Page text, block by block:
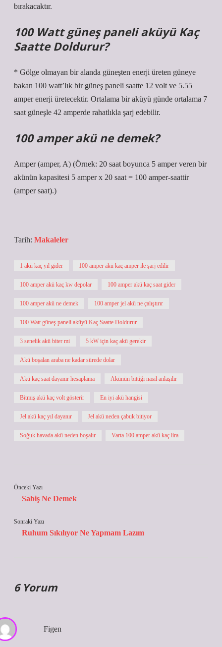
bırakacaktır.
100 Watt güneş paneli aküyü Kaç
Saatte Doldurur?
* Gölge olmayan bir alanda güneşten enerji üreten güneye
bakan 100 watt’lık bir güneş paneli saatte 12 volt ve 5.55
amper enerji üretecektir. Ortalama bir aküyü günde ortalama 7
saat güneşle 42 amperde rahatlıkla şarj edebilir.
100 amper akü ne demek?
Amper (amper, A) (Örnek: 20 saat boyunca 5 amper veren bir
akünün kapasitesi 5 amper x 20 saat = 100 amper-saattir
(amper saat).)
Tarih: Makaleler
1 akü kaç yıl gider 100 amper akü kaç amper ile şarj edilir
100 amper akü kaç kw depolar 100 amper akü kaç saat gider
100 amper akü ne demek 100 amper jel akü ne çalıştırır
100 Watt güneş paneli aküyü Kaç Saatte Doldurur
3 senelik akü biter mi 5 kW için kaç akü gerekir
Akü boşalan araba ne kadar sürede dolar
Akü kaç saat dayanır hesaplama Akünün bittiği nasıl anlaşılır
Bitmiş akü kaç volt gösterir En iyi akü hangisi
Jel akü kaç yıl dayanır Jel akü neden çabuk bitiyor
Soğuk havada akü neden boşalır Varta 100 amper akü kaç lira
Önceki Yazı
Sabiş Ne Demek
Sonraki Yazı
Ruhum Sıkılıyor Ne Yapmam Lazım
6 Yorum
Figen